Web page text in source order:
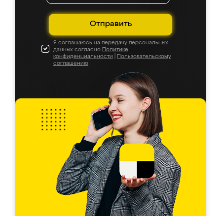
Отправить
Я соглашаюсь на передачу персональных
данных согласно Политике
конфиденциальности
Пользовательскому
соглашению